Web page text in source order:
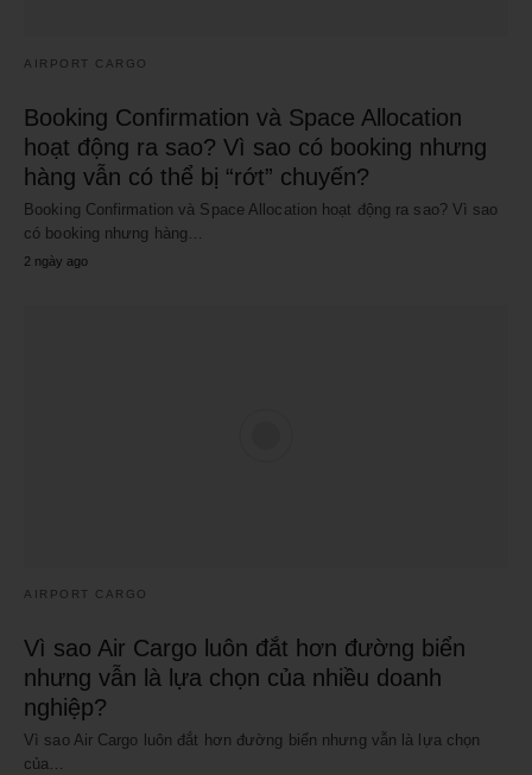
AIRPORT CARGO
Booking Confirmation và Space Allocation
hoạt động ra sao? Vì sao có booking nhưng
hàng vẫn có thể bị “rớt” chuyến?
Booking Confirmation và Space Allocation hoạt động ra sao? Vì sao
có booking nhưng hàng…
2 ngày ago
AIRPORT CARGO
Vì sao Air Cargo luôn đắt hơn đường biển
nhưng vẫn là lựa chọn của nhiều doanh
nghiệp?
Vì sao Air Cargo luôn đắt hơn đường biển nhưng vẫn là lựa chọn
của…